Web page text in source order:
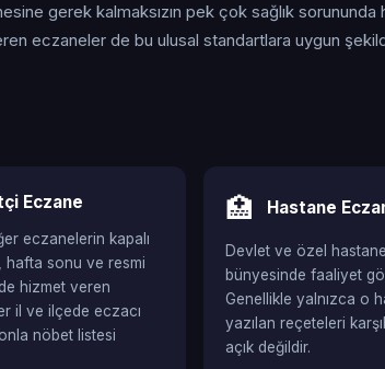
gerek kalmaksızın pek çok sağlık sorununda
eczaneler de bu ulusal standartlara uygun
Eczane
eczanelerin kapalı
hafta sonu ve resmi
hizmet veren
il ve ilçede eczacı
nöbet listesi
🏥 Hastane
Devlet ve özel
bünyesinde faaliyet
Genellikle yalnızca o
yazılan reçeteleri
açık değildir.